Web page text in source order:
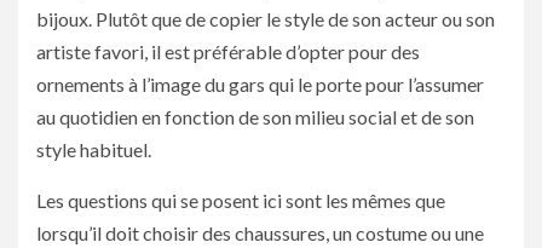
bijoux. Plutôt que de copier le style de son acteur ou son
artiste favori, il est préférable d’opter pour des
ornements à l’image du gars qui le porte pour l’assumer
au quotidien en fonction de son milieu social et de son
style habituel.
Les questions qui se posent ici sont les mêmes que
lorsqu’il doit choisir des chaussures, un costume ou une